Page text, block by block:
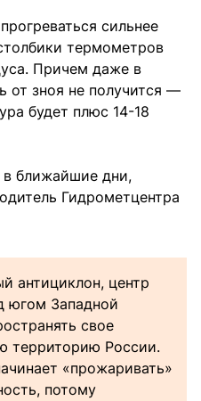
сильнее
термометров
Причем даже в
от зноя не получится —
будет плюс 14-18
ближайшие дни,
Гидрометцентра
антициклон, центр
югом Западной
свое
территорию России.
«прожаривать»
потому